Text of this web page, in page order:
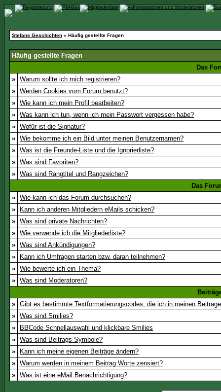
Stefans Geschichten » Häufig gestellte Fragen
Häufig gestellte Fragen
Das
» Warum sollte ich mich registrieren?
» Werden Cookies vom Forum benutzt?
» Wie kann ich mein Profil bearbeiten?
» Was kann ich tun, wenn ich mein Passwort vergessen habe?
» Wofür ist die Signatur?
» Wie bekomme ich ein Bild unter meinen Benutzernamen?
» Was ist die Freunde-Liste und die Ignorierliste?
» Was sind Favoriten?
» Was sind Rangtitel und Rangzeichen?
Das
» Wie kann ich das Forum durchsuchen?
»
Kann ich anderen Mitgliedern eMails schicken?
» Was sind private Nachrichten?
» Wie verwende ich die Mitgliederliste?
» Was sind Ankündigungen?
»
Kann ich Umfragen starten bzw. daran teilnehmen?
» Wie bewerte ich ein Thema?
» Was sind Moderatoren?
» Gibt es bestimmte Textformatierungscodes, die ich in meinen
» Was sind Smilies?
»
BBCode Schnellauswahl und klickbare Smilies
» Was sind Beitrags-Symbole?
»
Kann ich meine eigenen Beiträge ändern?
» Warum werden in meinem Beitrag Worte zensiert?
» Was ist eine eMail Benachrichtigung?